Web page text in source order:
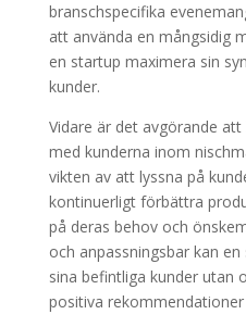
branschspecifika
att använda en mångsidig
en startup maximera sin
kunder.
Vidare är det avgörande
med kunderna inom
vikten av att lyssna på
kontinuerligt förbättra
på deras behov och
och anpassningsbar kan
sina befintliga kunder utan
positiva